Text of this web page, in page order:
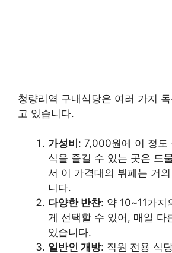
청량리역 구내식당은 여러 가지
고 있습니다.
가성비 : 7,000원에 이 정도
식을 즐길 수 있는 곳은 드
서 이 가격대의 뷔페는 거
니다.
다양한 반찬: 약 10~11가지
게 선택할 수 있어, 매일 다
있습니다.
일반인 개방: 직원 전용 식